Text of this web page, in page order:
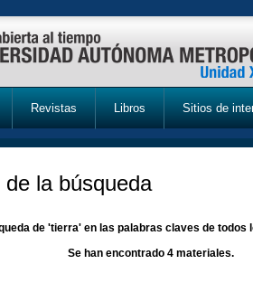
Revistas Libros Sitios de
de la búsqueda
de 'tierra' en las palabras claves de todos
Se han encontrado 4 materiales.